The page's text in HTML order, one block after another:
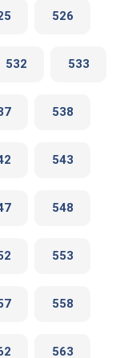
526
532 533
538
543
548
553
558
563